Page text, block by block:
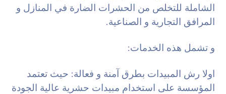
الشاملة للتخلص من الحشرات الضارة في المنازل و
المرافق التجارية و الصناعية.
و تشمل هذه الخدمات:
اولا رش المبيدات بطرق آمنة و فعالة: حيث تعتمد
المؤسسة على استخدام مبيدات حشرية عالية الجودة